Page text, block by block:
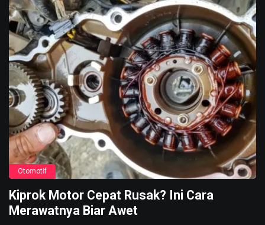
Otomotif
Kiprok Motor Cepat Rusak? Ini Cara
Merawatnya Biar Awet